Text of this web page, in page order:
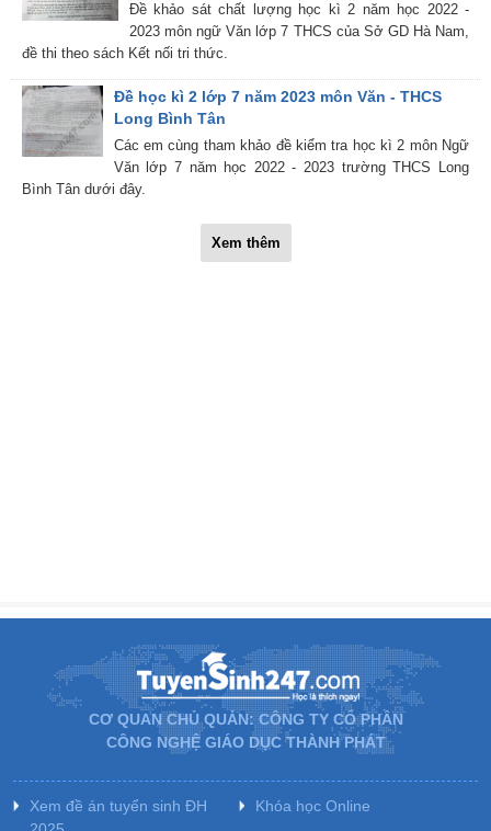
Đề khảo sát chất lượng học kì 2 năm học 2022 -
2023 môn ngữ Văn lớp 7 THCS của Sở GD Hà Nam,
đề thi theo sách Kết nối tri thức.
Đề học kì 2 lớp 7 năm 2023 môn Văn - THCS
Long Bình Tân
Các em cùng tham khảo đề kiểm tra học kì 2 môn Ngữ
Văn lớp 7 năm học 2022 - 2023 trường THCS Long
Bình Tân dưới đây.
Xem thêm
CƠ QUAN CHỦ QUẢN: CÔNG TY CỔ PHẦN
CÔNG NGHỆ GIÁO DỤC THÀNH PHÁT
Xem đề án tuyển sinh ĐH
Khóa học Online